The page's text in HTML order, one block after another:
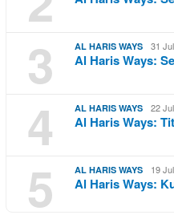
3 AL HARIS WAYS 31
Al Haris Ways:
4 AL HARIS WAYS 22
Al Haris Ways:
5 AL HARIS WAYS 19
Al Haris Ways: